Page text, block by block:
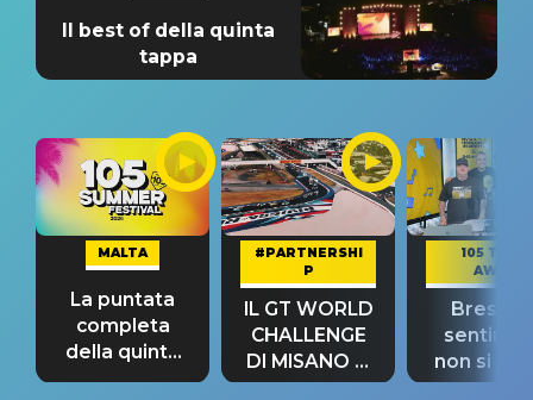
Il best of della quinta
tappa
MALTA
La puntata
completa
della quinta
tappa
#PARTNERSHI
P
IL GT WORLD
CHALLENGE
DI MISANO si
riconferma
105 TAKE
AWAY
Bresh:
non si
fino alla